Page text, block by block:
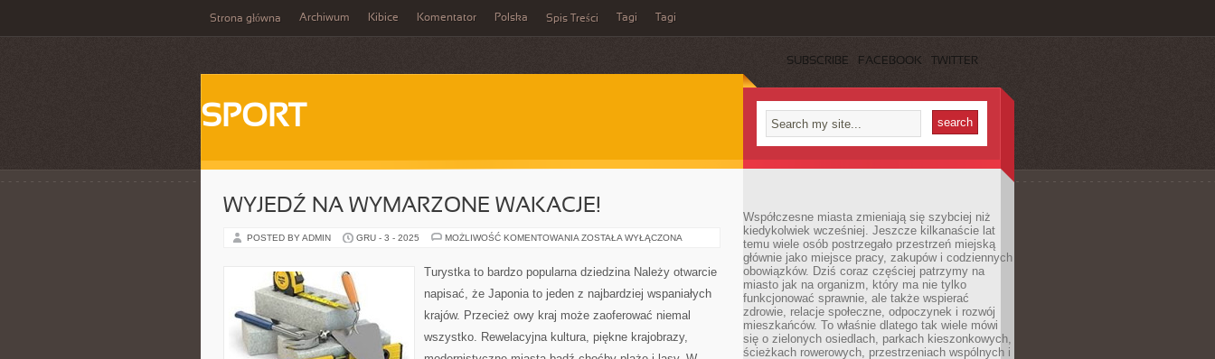
Strona główna Archiwum Kibice Komentator Polska Spis Treści Tagi Tagi
SUBSCRIBE FACEBOOK TWITTER
SPORT
WYJEDŹ NA WYMARZONE WAKACJE!
POSTED BY ADMIN GRU - 3 - 2025 MOŻLIWOŚĆ KOMENTOWANIA WYJEDŹ
WAKACJE!
ZOSTAŁA WYŁĄCZONA
Turystka to bardzo popularna dziedzina Należy otwarcie
napisać, że Japonia to jeden z najbardziej wspaniałych
krajów. Przecież owy kraj może zaoferować niemal
wszystko. Rewelacyjna kultura, piękne krajobrazy,
Współczesne miasta zmieniają się szybciej niż
kiedykolwiek wcześniej. Jeszcze kilkanaście lat
temu wiele osób postrzegało przestrzeń miejską
głównie jako miejsce pracy, zakupów i codziennych
obowiązków. Dziś coraz częściej patrzymy na
miasto jak na organizm, który ma nie tylko
funkcjonować sprawnie, ale także wspierać
zdrowie, relacje społeczne, odpoczynek i rozwój
mieszkańców. To właśnie dlatego tak wiele mówi
się o zielonych osiedlach, parkach kieszonkowych,
ścieżkach rowerowych, przestrzeniach wspólnych i